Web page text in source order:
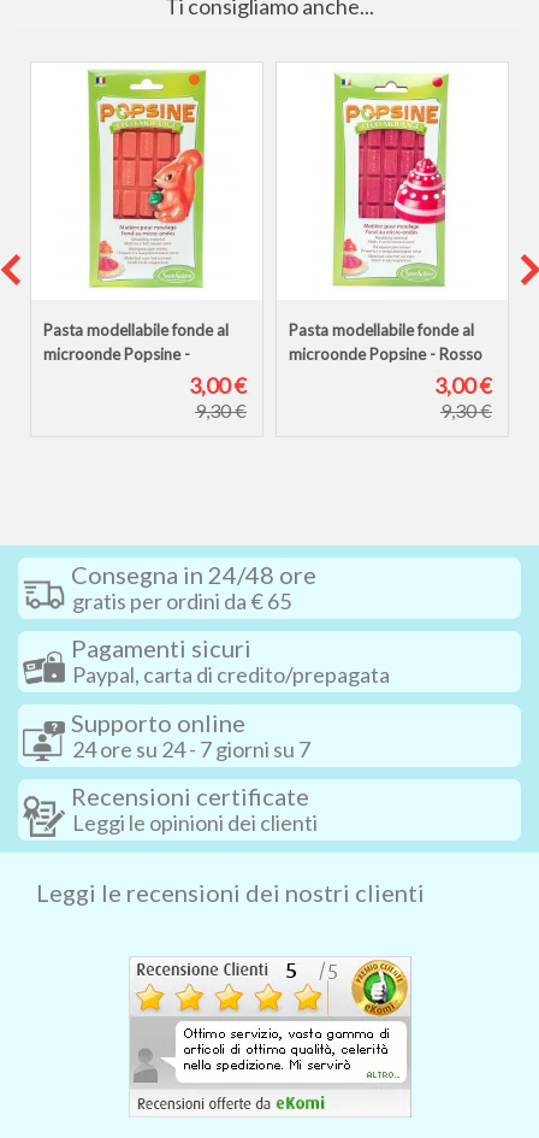
Ti consigliamo anche...
Pasta modellabile fonde al
microonde Popsine -
3,00 €
9,30 €
Pasta modellabile fonde al
microonde Popsine - Rosso
3,00 €
9,30 €
Consegna in 24/48 ore
gratis per ordini da € 65
Pagamenti sicuri
Paypal, carta di credito/prepagata
Supporto online
24 ore su 24 - 7 giorni su 7
Recensioni certificate
Leggi le opinioni dei clienti
Leggi le recensioni dei nostri clienti